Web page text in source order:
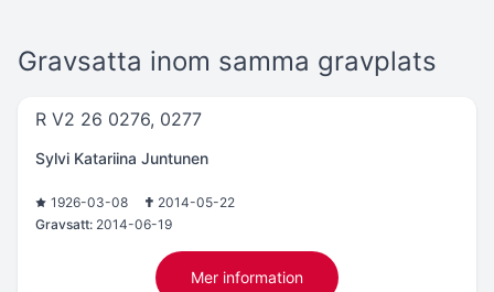
Gravsatta inom samma gravplats
R V2 26 0276, 0277
Sylvi Katariina Juntunen
1926-03-08
2014-05-22
Gravsatt: 2014-06-19
Mer information